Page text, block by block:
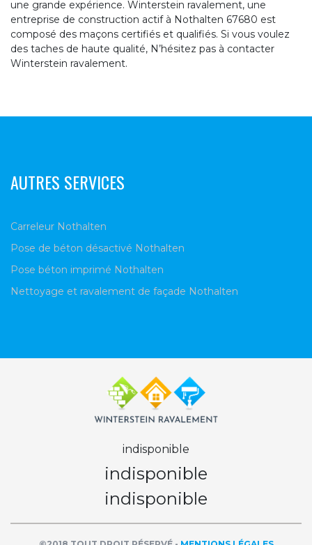
une grande expérience. Winterstein ravalement, une
entreprise de construction actif à Nothalten 67680 est
composé des maçons certifiés et qualifiés. Si vous voulez
des taches de haute qualité, N’hésitez pas à contacter
Winterstein ravalement.
AUTRES SERVICES
Carreleur Nothalten
Pose de béton désactivé Nothalten
Pose béton imprimé Nothalten
Nettoyage et ravalement de façade Nothalten
indisponible
indisponible
indisponible